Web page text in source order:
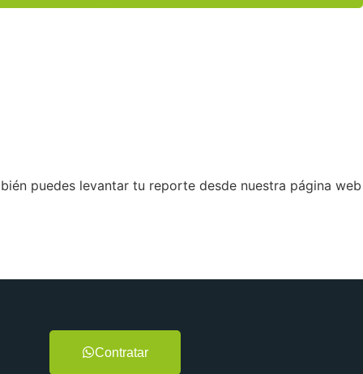
puedes levantar tu reporte desde nuestra página web
Contratar